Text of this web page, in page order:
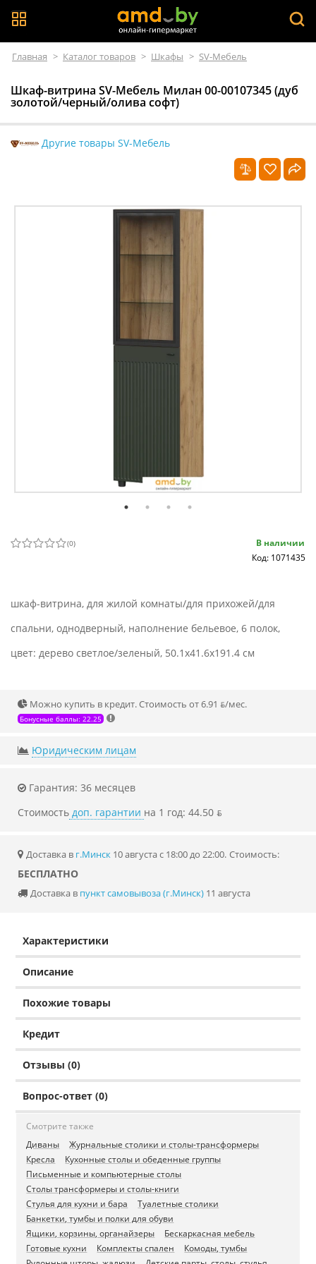
Главная > Каталог товаров > Шкафы > SV-Мебель
Шкаф-витрина SV-Мебель Милан 00-00107345 (дуб
золотой/черный/олива софт)
Другие товары SV-Мебель
(0)
В наличии
Код: 1071435
шкаф-витрина, для жилой комнаты/для прихожей/для
спальни, однодверный, наполнение бельевое, 6 полок,
цвет: дерево светлое/зеленый, 50.1x41.6x191.4 см
Можно купить в кредит. Стоимость от 6.91 ƃ/мec.
Бонусные баллы: 22.25
Юридическим лицам
Гарантия: 36 месяцев
Стоимость доп. гарантии на 1 год: 44.50 ƃ
Доставка в г.Минск 10 августа с 18:00 до 22:00. Стоимость:
БЕСПЛАТНО
Доставка в пункт самовывоза (г.Минск) 11 августа
Характеристики
Описание
Похожие товары
Кредит
Отзывы (0)
Вопрос-ответ (0)
Смотрите также
Диваны
Журнальные столики и столы-трансформеры
Кресла
Кухонные столы и обеденные группы
Письменные и компьютерные столы
Столы трансформеры и столы-книги
Стулья для кухни и бара
Туалетные столики
Банкетки, тумбы и полки для обуви
Ящики, корзины, органайзеры
Бескаркасная мебель
Готовые кухни
Комплекты спален
Комоды, тумбы